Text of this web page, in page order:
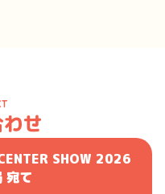
せ
SHOW 2026
宛て